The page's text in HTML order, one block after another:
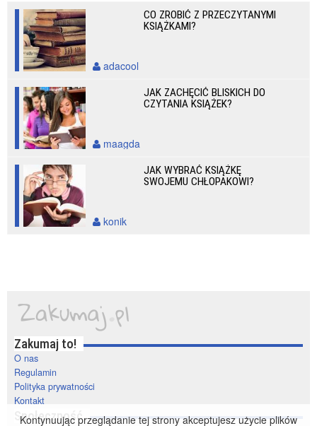
CO ZROBIĆ Z PRZECZYTANYMI
KSIĄŻKAMI?
adacool
JAK ZACHĘCIĆ BLISKICH DO
CZYTANIA KSIĄŻEK?
maagda
JAK WYBRAĆ KSIĄŻKĘ
SWOJEMU CHŁOPAKOWI?
konik
Zakumaj to!
O nas
Regulamin
Polityka prywatności
Kontakt
Społeczność
Kontynuując przeglądanie tej strony akceptujesz użycie plików